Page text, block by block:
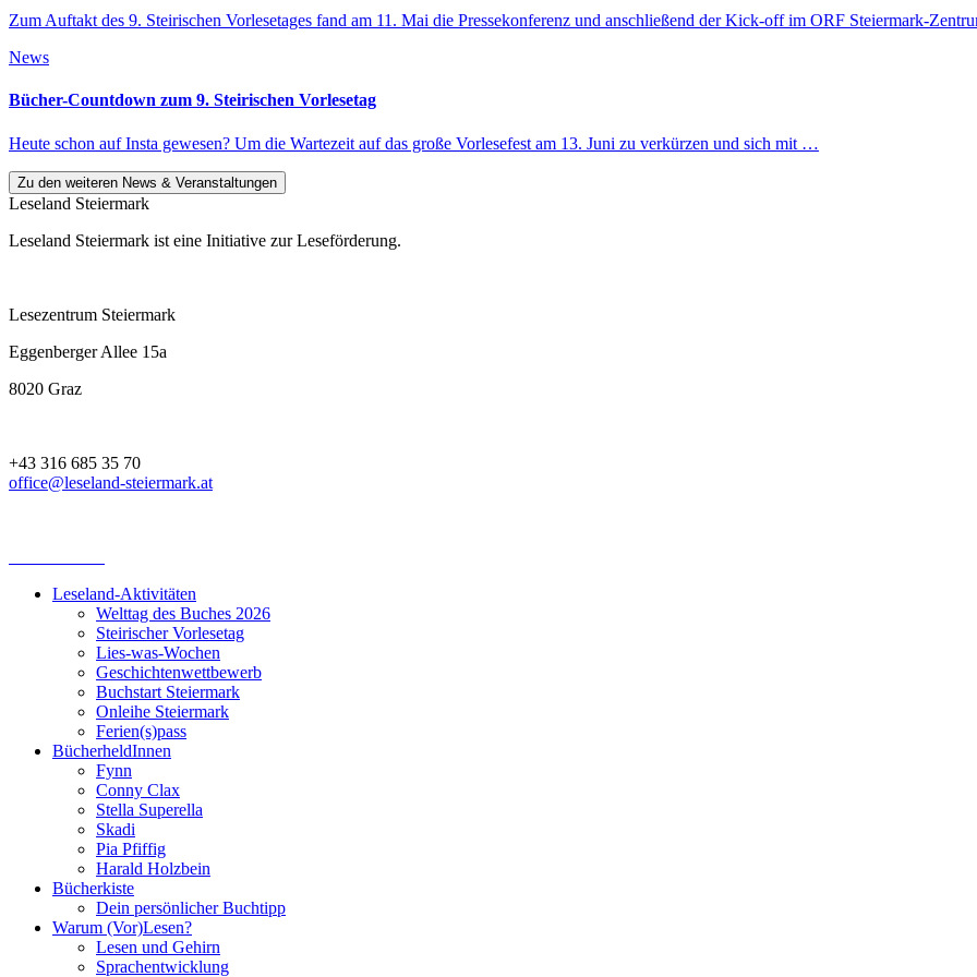
Zum Auftakt des 9. Steirischen Vorlesetages fand am 11. Mai die Pressekonferenz und anschließend der Kick-off im ORF Steiermark-
News
Bücher-Countdown zum 9. Steirischen Vorlesetag
Heute schon auf Insta gewesen? Um die Wartezeit auf das große Vorlesefest am 13. Juni zu verkürzen und sich mit …
Zu den weiteren News & Veranstaltungen
Leseland Steiermark
Leseland Steiermark ist eine Initiative zur Leseförderung.
Lesezentrum Steiermark
Eggenberger Allee 15a
8020 Graz
+43 316 685 35 70
office@leseland-steiermark.at
Leseland-Aktivitäten
Welttag des Buches 2026
Steirischer Vorlesetag
Lies-was-Wochen
Geschichtenwettbewerb
Buchstart Steiermark
Onleihe Steiermark
Ferien(s)pass
BücherheldInnen
Fynn
Conny Clax
Stella Superella
Skadi
Pia Pfiffig
Harald Holzbein
Bücherkiste
Dein persönlicher Buchtipp
Warum (Vor)Lesen?
Lesen und Gehirn
Sprachentwicklung